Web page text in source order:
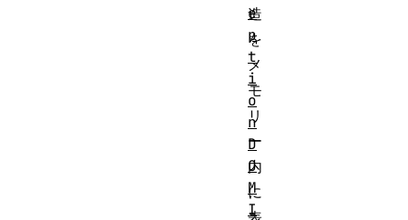
造
を
メ
モ
リ
ー
内
に
e
p
t
i
o
n
D
O
M
I